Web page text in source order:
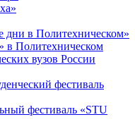
в Политехническом»
в Политехническом
вузов России
фестиваль
фестиваль «STU